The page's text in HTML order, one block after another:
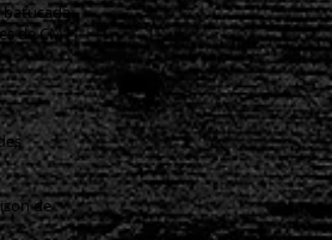
batucada
de CM1
de